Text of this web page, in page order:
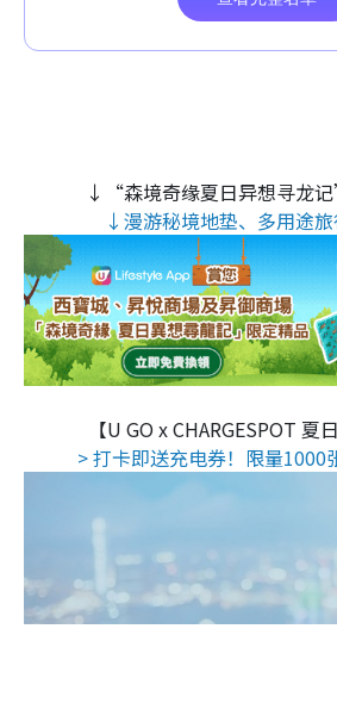
↓“森境奇缘夏日异想寻龙
↓漫游秘境地垫、多用途
【U GO x CHARGESPOT 夏
> 打卡即送充电券！限量1000